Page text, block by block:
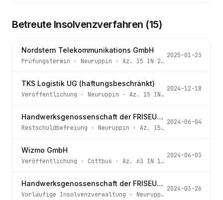
Betreute Insolvenzverfahren (15)
Nordstern Telekommunikations GmbH
Prüfungstermin · Neuruppin · Az. 15 IN 216/24
2025-01-23
TKS Logistik UG (haftungsbeschränkt)
Veröffentlichung · Neuruppin · Az. 15 IN 179/21
2024-12-18
Handwerksgenossenschaft der FRISEURE und KOSMETIKER Kreis Angermünde e.G.
Restschuldbefreiung · Neuruppin · Az. 15 IN 64/24
2024-06-04
Wizmo GmbH
Veröffentlichung · Cottbus · Az. 63 IN 111/24
2024-06-03
Handwerksgenossenschaft der FRISEURE und KOSMETIKER Kreis Angermünde e.G.
Vorläufige Insolvenzverwaltung · Neuruppin
2024-03-26